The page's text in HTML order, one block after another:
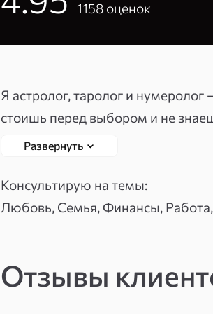
1158 оценок
Я астролог, таролог и
стоишь перед выбором и не
астрологией и картами в связке:
задаю прямые вопросы на выбор
принимают решения.
показали: момент неподходящий
обстоятельства. Она
Развернуть
Консультирую на темы:
Любовь, Семья, Финансы, Работа,
Отзывы